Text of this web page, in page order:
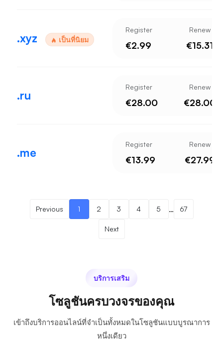
.xyz เป็นที่นิยม
Register
€2.99
Renew
€15.31
.ru
Register
€28.00
Renew
€28.00
.me
Register
€13.99
Renew
€27.99
Previous 1 2 3 4 5 … 67
Next
บริการเสริม
โซลูชันครบวงจรของคุณ
เข้าถึงบริการออนไลน์ที่จำเป็นทั้งหมดในโซลูชันแบบบูรณาการ
หนึ่งเดียว